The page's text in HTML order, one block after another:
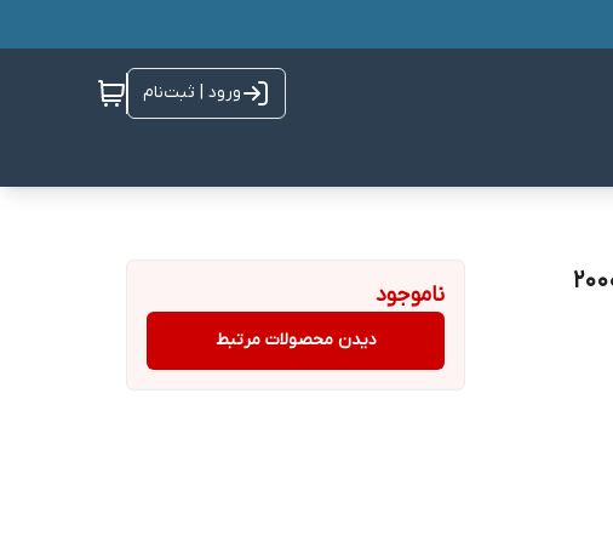
ورود | ثبت‌نام
ناموجود
دیدن محصولات مرتبط